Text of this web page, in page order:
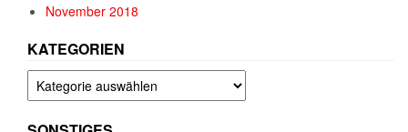
November 2018
KATEGORIEN
Kategorien